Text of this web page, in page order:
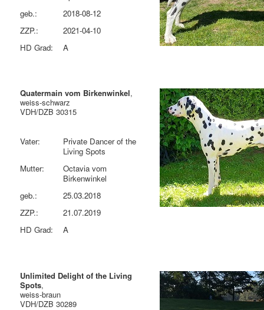
geb.:
2018-08-12
ZZP.:
2021-04-10
HD Grad:
A
Quatermain vom Birkenwinkel,
weiss-schwarz
VDH/DZB 30315
Vater:
Private Dancer of the
Living Spots
Mutter:
Octavia vom
Birkenwinkel
geb.:
25.03.2018
ZZP.:
21.07.2019
HD Grad:
A
Unlimited Delight of the Living
Spots,
weiss-braun
VDH/DZB 30289